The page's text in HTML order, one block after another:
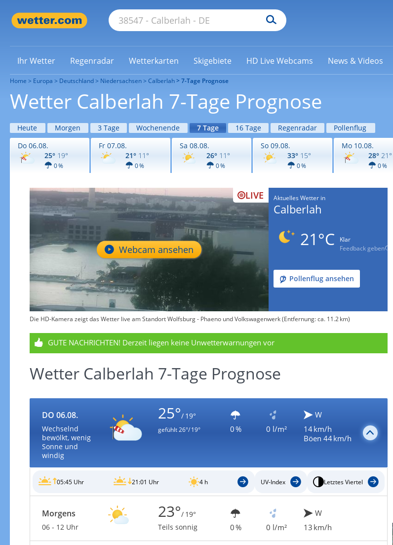
Ihr Wetter Regenradar Wetterkarten Skigebiete HD Live Webcams News & Videos
Home Europa Deutschland Niedersachsen Calberlah 7-Tage Prognose
Wetter Calberlah 7-Tage Prognose
Heute Morgen 3 Tage Wochenende 7 Tage 16 Tage Regenradar Pollenflug
Do 06.08.
25° 19°
0 %
Fr 07.08.
21° 11°
0 %
Sa 08.08.
26° 11°
0 %
So 09.08.
33° 15°
0 %
Mo 10.08.
28° 21°
0 %
LIVE
Webcam ansehen
Aktuelles Wetter in
Calberlah
21°C
Klar
Feedback geben
Pollenflug ansehen
Die HD-Kamera zeigt das Wetter live am Standort Wolfsburg - Phaeno und Volkswagenwerk (Entfernung: ca. 11.2 km)
GUTE NACHRICHTEN! Derzeit liegen keine Unwetterwarnungen vor
Wetter Calberlah 7-Tage Prognose
DO 06.08.
Wechselnd
bewölkt, wenig
Sonne und
windig
25°/ 19°
gefühlt26°/ 19° 0 % 0 l/m²
W
14 km/h
Böen 44 km/h
05:45 Uhr 21:01 Uhr 4 h UV-Index Letztes Viertel
Morgens
06 - 12 Uhr
23°/ 19°
Teils sonnig
0 % 0 l/m²
W
13 km/h